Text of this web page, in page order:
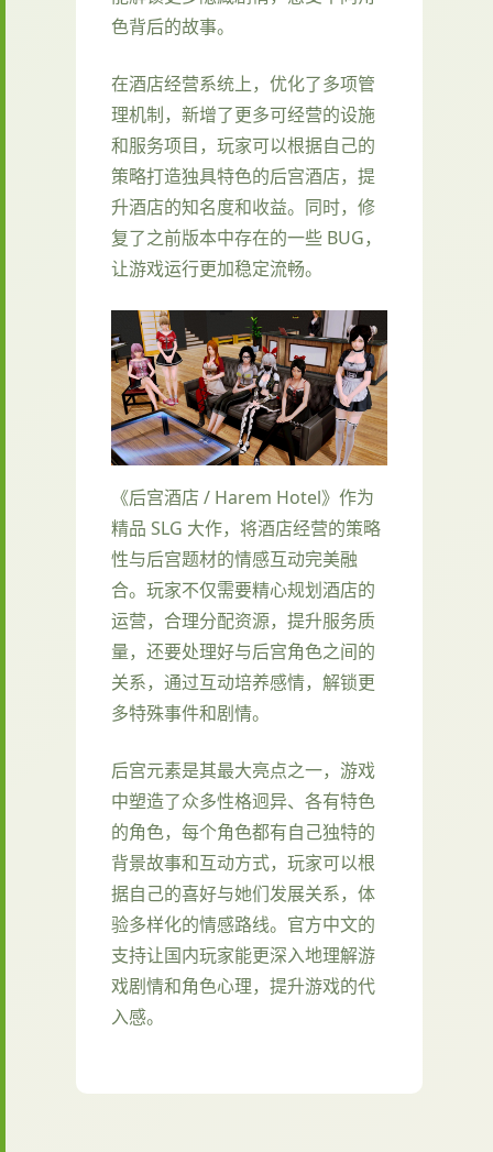
色背后的故事。
在酒店经营系统上，优化了多项管
理机制，新增了更多可经营的设施
和服务项目，玩家可以根据自己的
策略打造独具特色的后宫酒店，提
升酒店的知名度和收益。同时，修
复了之前版本中存在的一些 BUG，
让游戏运行更加稳定流畅。
《后宫酒店 / Harem Hotel》作为
精品 SLG 大作，将酒店经营的策略
性与后宫题材的情感互动完美融
合。玩家不仅需要精心规划酒店的
运营，合理分配资源，提升服务质
量，还要处理好与后宫角色之间的
关系，通过互动培养感情，解锁更
多特殊事件和剧情。
后宫元素是其最大亮点之一，游戏
中塑造了众多性格迥异、各有特色
的角色，每个角色都有自己独特的
背景故事和互动方式，玩家可以根
据自己的喜好与她们发展关系，体
验多样化的情感路线。官方中文的
支持让国内玩家能更深入地理解游
戏剧情和角色心理，提升游戏的代
入感。